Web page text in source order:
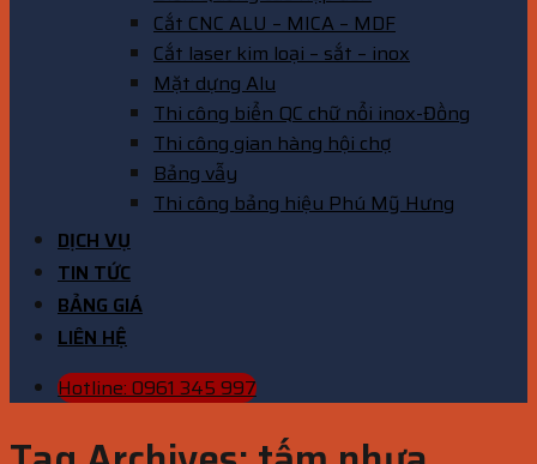
Cắt CNC ALU – MICA – MDF
Cắt laser kim loại – sắt – inox
Mặt dựng Alu
Thi công biển QC chữ nổi inox-Đồng
Thi công gian hàng hội chợ
Bảng vẫy
Thi công bảng hiệu Phú Mỹ Hưng
DỊCH VỤ
TIN TỨC
BẢNG GIÁ
LIÊN HỆ
Hotline: 0961 345 997